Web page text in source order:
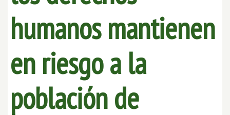
humanos mantienen
en riesgo a la
población de